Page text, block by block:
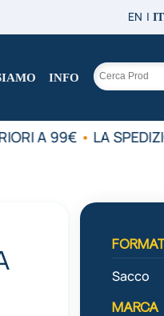
EN IT
INFO
A 99€• LA
Sacco
MARCA